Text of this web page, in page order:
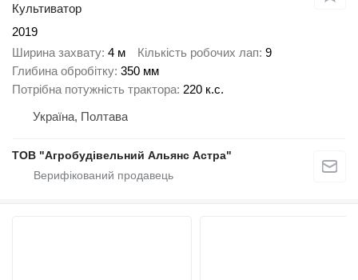
Культиватор
2019
Ширина захвату 4 м Кількість робочих лап 9
Глибина обробітку 350 мм
Потрібна потужність трактора 220 к.с.
Україна, Полтава
ТОВ "Агробудівельний Альянс Астра"